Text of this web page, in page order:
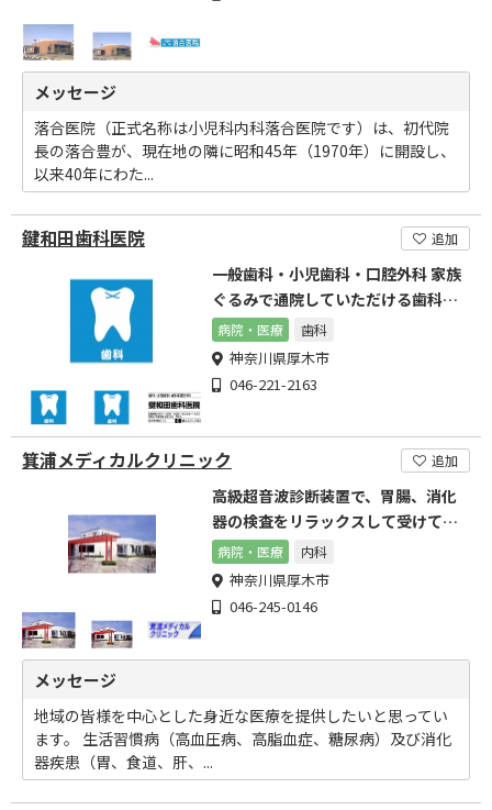
メッセージ
落合医院（正式名称は小児科内科落合医院です）は、初代院
長の落合豊が、現在地の隣に昭和45年（1970年）に開設し、
以来40年にわた...
鍵和田歯科医院 追加
一般歯科・小児歯科・口腔外科 家族
ぐるみで通院していただける歯科医
院を目指しています。
病院・医療 歯科
神奈川県厚木市
046-221-2163
箕浦メディカルクリニック 追加
高級超音波診断装置で、胃腸、消化
器の検査をリラックスして受けてい
ただけます。
病院・医療 内科
神奈川県厚木市
046-245-0146
メッセージ
地域の皆様を中心とした身近な医療を提供したいと思ってい
ます。 生活習慣病（高血圧病、高脂血症、糖尿病）及び消化
器疾患（胃、食道、肝、...